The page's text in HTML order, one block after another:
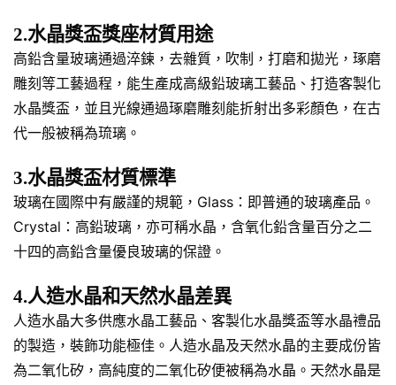
2.水晶獎盃獎座材質用途
高鉛含量玻璃通過淬鍊，去雜質，吹制，打磨和拋光，琢磨
雕刻等工藝過程，能生產成高級鉛玻璃工藝品、打造客製化
水晶獎盃，並且光線通過琢磨雕刻能折射出多彩顏色，在古
代一般被稱為琉璃。
3.水晶獎盃材質標準
玻璃在國際中有嚴謹的規範，Glass：即普通的玻璃產品。
Crystal：高鉛玻璃，亦可稱水晶，含氧化鉛含量百分之二
十四的高鉛含量優良玻璃的保證。
4.人造水晶和天然水晶差異
人造水晶大多供應水晶工藝品、客製化水晶獎盃等水晶禮品
的製造，裝飾功能極佳。人造水晶及天然水晶的主要成份皆
為二氧化矽，高純度的二氧化矽便被稱為水晶。天然水晶是